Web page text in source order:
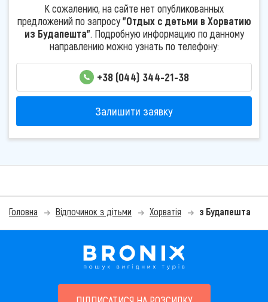
К сожалению, на сайте нет опубликованных
предложений по запросу"Отдых с детьми в Хорватию
из Будапешта". Подробную информацию по данному
направлению можно узнать по телефону:
+38 (044) 344-21-38
Залишити заявку
Головна Відпочинок з дітьми Хорватія з Будапешта